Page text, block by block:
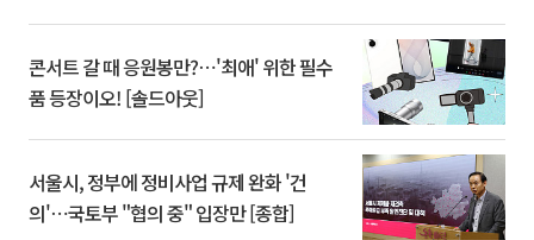
콘서트 갈 때 응원봉만?⋯'최애' 위한 필수
품 등장이오! [솔드아웃]
서울시, 정부에 정비사업 규제 완화 '건
의'⋯국토부 "협의 중" 입장만 [종합]